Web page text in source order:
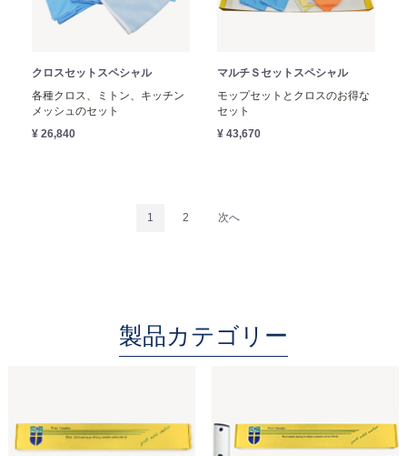
クロスセットスペシャル
各種クロス、ミトン、キッチン
メッシュのセット
¥ 26,840
マルチＳセットスペシャル
モップセットとクロスのお得な
セット
¥ 43,670
1 2 次へ
製品カテゴリー